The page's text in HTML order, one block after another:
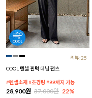
리뷰:25
COOL 텐셀 핀턱 데님 팬츠
#텐셀소재 #초경량 #88까지 가능
28,900원 37,000원 22%